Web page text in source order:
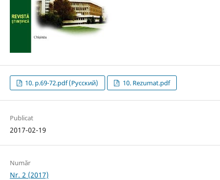
10. p.69-72.pdf (Русский) 10. Rezumat.pdf
Publicat
2017-02-19
Număr
Nr. 2 (2017)